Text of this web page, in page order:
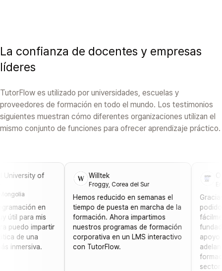
La confianza de docentes y empresas
líderes
TutorFlow es utilizado por universidades, escuelas y
proveedores de formación en todo el mundo. Los testimonios
siguientes muestran cómo diferentes organizaciones utilizan el
mismo conjunto de funciones para ofrecer aprendizaje práctico.
of
en
para mis
impartir
una
Willtek
Froggy, Corea del Sur
Hemos reducido en semanas el
tiempo de puesta en marcha de la
formación. Ahora impartimos
nuestros programas de formación
corporativa en un LMS interactivo
con TutorFlow.
Gracias a
podido
fácilmente
apoyo
adelante
formación
sector TI.